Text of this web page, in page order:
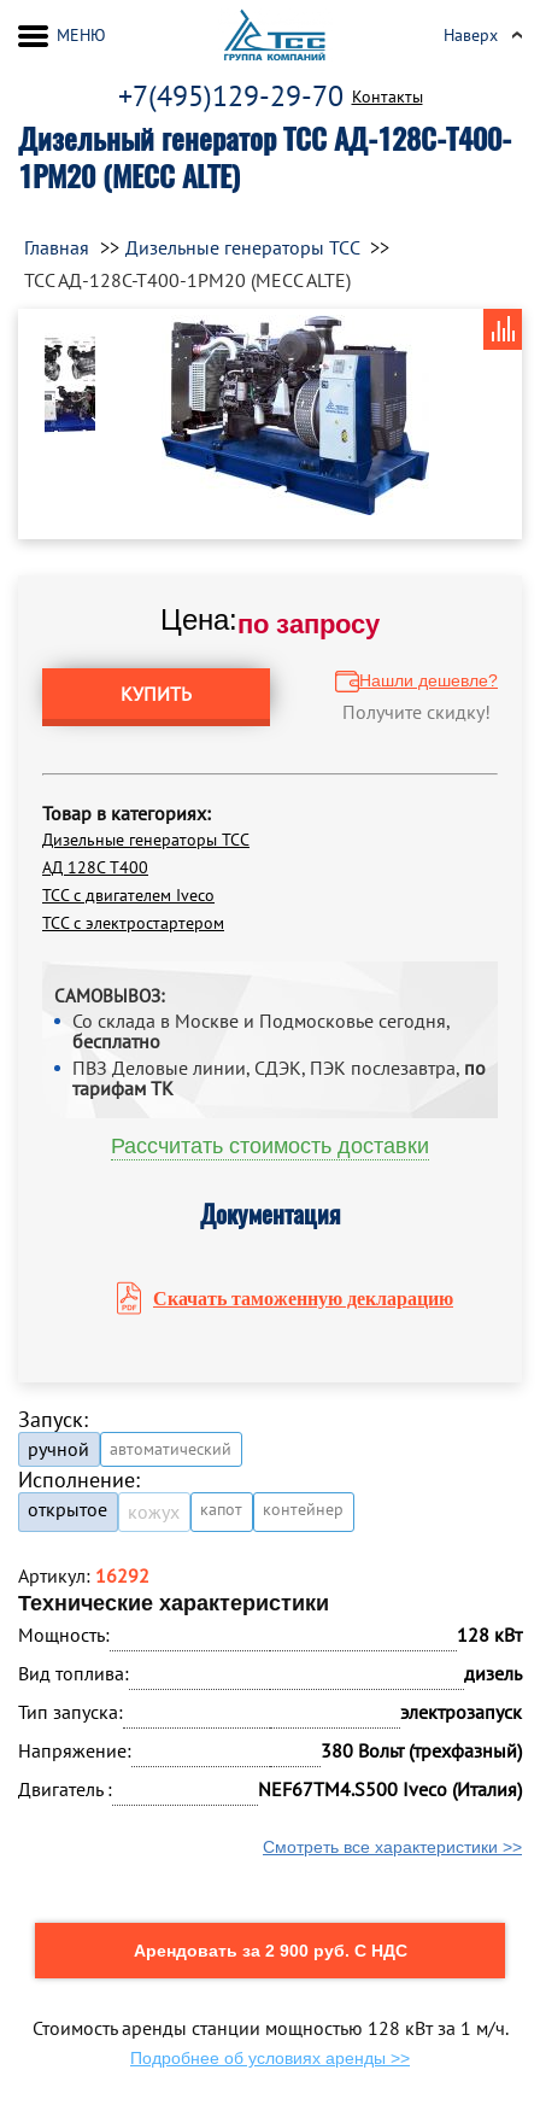
Дизельный генератор ТСС АД-128С-Т400-
1РМ20 (MECC ALTE)
+7(495)129-29-70 Контакты
МЕНЮ Наверх
Главная
Дизельные генераторы ТСС
ТСС АД-128С-Т400-1РМ20 (MECC ALTE)
Цена:по запросу
КУПИТЬ
Нашли дешевле?
Получите скидку!
Товар в категориях:
Дизельные генераторы ТСС
АД 128С Т400
ТСС с двигателем Iveco
ТСС с электростартером
САМОВЫВОЗ:
Со склада в Москве и Подмосковье сегодня,
бесплатно
ПВЗ Деловые линии, СДЭК, ПЭК послезавтра, по
тарифам ТК
Рассчитать стоимость доставки
Документация
Скачать таможенную декларацию
Запуск:
ручной автоматический
Исполнение:
открытое кожух капот контейнер
Артикул: 16292
Технические характеристики
Мощность:
128 кВт
Вид топлива:
дизель
Тип запуска:
электрозапуск
Напряжение:
380 Вольт (трехфазный)
Двигатель :
NEF67TM4.S500 Iveco (Италия)
Смотреть все характеристики >>
Арендовать за 2 900 руб. С НДС
Стоимость аренды станции мощностью 128 кВт за 1 м/ч.
Подробнее об условиях аренды >>